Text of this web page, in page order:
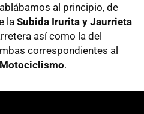
al principio, de
la Subida Irurita y Jaurrieta
así como la del
correspondientes al
.